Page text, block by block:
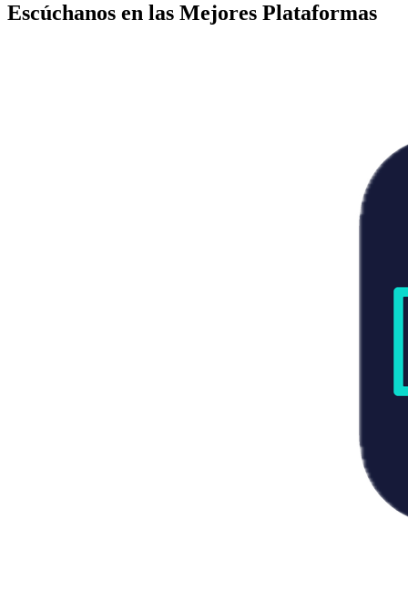
Escúchanos en las Mejores Plataformas